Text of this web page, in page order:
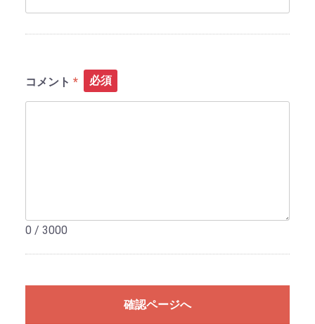
コメント 必須
0 / 3000
確認ページへ